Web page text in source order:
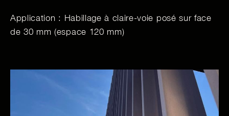
Application : Habillage à claire-voie posé sur face
de 30 mm (espace 120 mm)